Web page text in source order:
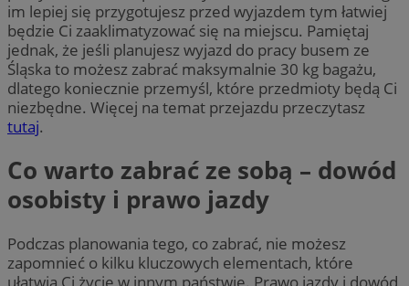
im lepiej się przygotujesz przed wyjazdem tym łatwiej
będzie Ci zaaklimatyzować się na miejscu. Pamiętaj
jednak, że jeśli planujesz wyjazd do pracy busem ze
Śląska to możesz zabrać maksymalnie 30 kg bagażu,
dlatego koniecznie przemyśl, które przedmioty będą Ci
niezbędne. Więcej na temat przejazdu przeczytasz
tutaj.
Co warto zabrać ze sobą – dowód
osobisty i prawo jazdy
Podczas planowania tego, co zabrać, nie możesz
zapomnieć o kilku kluczowych elementach, które
ułatwią Ci życie w innym państwie. Prawo jazdy i dowód